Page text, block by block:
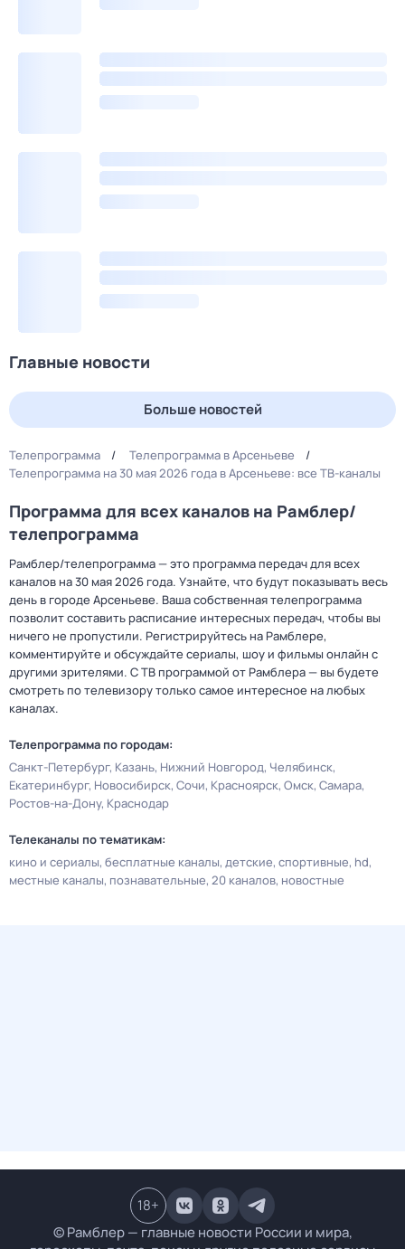
Главные новости
Больше новостей
Телепрограмма
Телепрограмма в Арсеньеве
Телепрограмма на 30 мая 2026 года в Арсеньеве: все ТВ-каналы
Программа для всех каналов на Рамблер/
телепрограмма
Рамблер/телепрограмма — это программа передач для всех
каналов на 30 мая 2026 года. Узнайте, что будут показывать весь
день в городе Арсеньеве. Ваша собственная телепрограмма
позволит составить расписание интересных передач, чтобы вы
ничего не пропустили. Регистрируйтесь на Рамблере,
комментируйте и обсуждайте сериалы, шоу и фильмы онлайн с
другими зрителями. С ТВ программой от Рамблера — вы будете
смотреть по телевизору только самое интересное на любых
каналах.
Телепрограмма по городам:
Санкт-Петербург Казань Нижний Новгород Челябинск
Екатеринбург Новосибирск Сочи Красноярск Омск Самара
Ростов-на-Дону Краснодар
Телеканалы по тематикам:
кино и сериалы бесплатные каналы детские спортивные hd
местные каналы познавательные 20 каналов новостные
© Рамблер — главные новости России и мира,
18+